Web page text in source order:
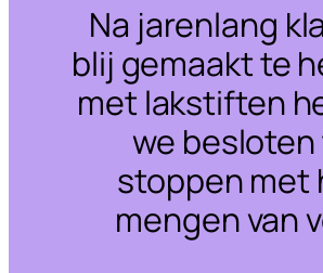
Na jarenlang
blij gemaakt te
met lakstiften
we
stoppen met
mengen van